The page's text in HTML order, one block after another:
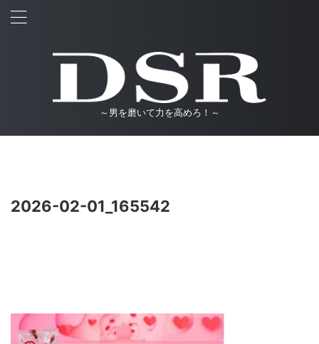
～男を磨いて力を高めろ！～
2026-02-01_165542